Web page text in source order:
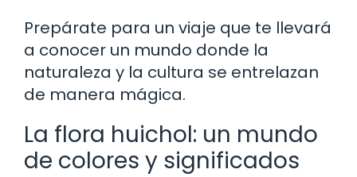
Prepárate para un viaje que te llevará
a conocer un mundo donde la
naturaleza y la cultura se entrelazan
de manera mágica.
La flora huichol: un mundo
de colores y significados